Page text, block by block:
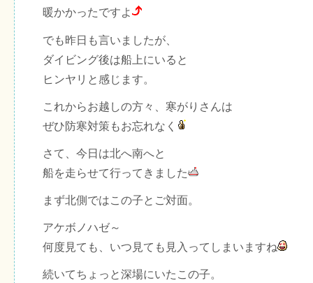
暖かかったですよ
でも昨日も言いましたが、
ダイビング後は船上にいると
ヒンヤリと感じます。
これからお越しの方々、寒がりさんは
ぜひ防寒対策もお忘れなく
さて、今日は北へ南へと
船を走らせて行ってきました
まず北側ではこの子とご対面。
アケボノハゼ～
何度見ても、いつ見ても見入ってしまいますね
続いてちょっと深場にいたこの子。